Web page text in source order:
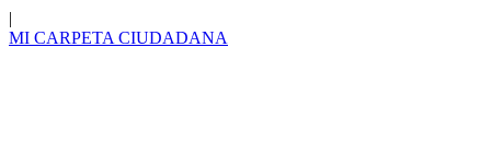
|
MI CARPETA CIUDADANA